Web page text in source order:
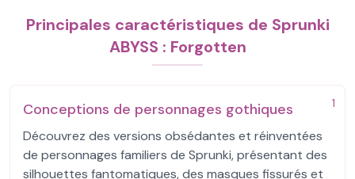
Principales caractéristiques de Sprunki
ABYSS : Forgotten
1
Conceptions de personnages gothiques
Découvrez des versions obsédantes et réinventées
de personnages familiers de Sprunki, présentant des
silhouettes fantomatiques, des masques fissurés et